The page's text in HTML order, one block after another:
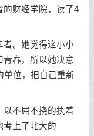
的财经学院，读了4
。她觉得这小小
青春，所以她决意
单位，把自己重新
不屈不挠的执着
考上了北大的